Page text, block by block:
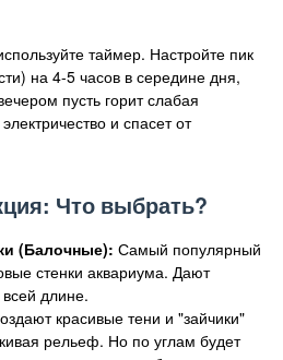
таймер. Настройте пик
на 4-5 часов в середине дня,
пусть горит слабая
и спасет от
Что выбрать?
(Балочные): Самый популярный
стенки аквариума. Дают
длине.
красивые тени и "зайчики"
рельеф. Но по углам будет